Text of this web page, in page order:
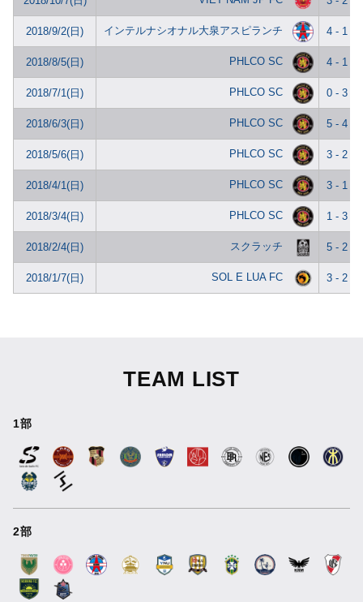
2018/9/2(日) インテルナシオナル大泉アスピランチ 4 - 1
2018/8/5(日) PHLCO SC 4 - 1
2018/7/1(日) PHLCO SC 0 - 3
2018/6/3(日) PHLCO SC 5 - 4
2018/5/6(日) PHLCO SC 3 - 2
2018/4/1(日) PHLCO SC 3 - 1
2018/3/4(日) PHLCO SC 1 - 3
2018/2/4(日) スクラッチ 5 - 2
2018/1/7(日) SOL E LUA FC 3 - 2
TEAM LIST
1部
2部